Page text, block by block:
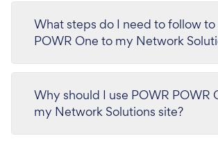
What steps do I need to follow to
POWR One to my Network
Why should I use POWR POWR
my Network Solutions site?